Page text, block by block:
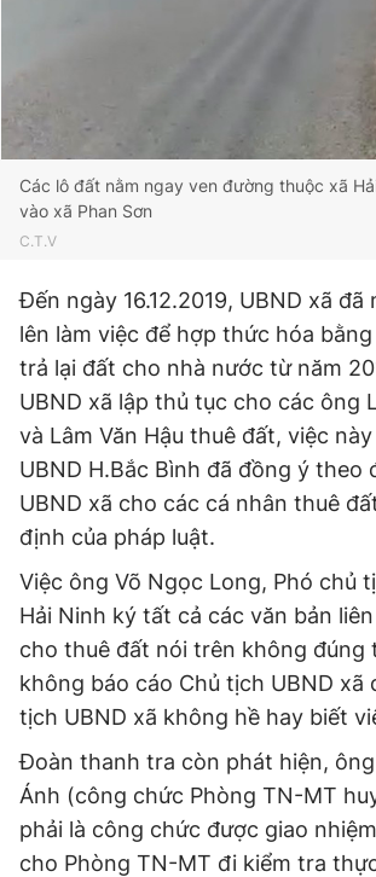
Các lô đất nằm ngay ven đường thuộc xã
vào xã Phan Sơn
C.T.V
Đến ngày 16.12.2019, UBND xã đã
lên làm việc để hợp thức hóa
trả lại đất cho nhà nước từ năm
UBND xã lập thủ tục cho các ông
và Lâm Văn Hậu thuê đất, việc
UBND H.Bắc Bình đã đồng ý theo
UBND xã cho các cá nhân thuê
định của pháp luật.
Việc ông Võ Ngọc Long, Phó chủ
Hải Ninh ký tất cả các văn bản
cho thuê đất nói trên không đúng
không báo cáo Chủ tịch UBND xã
tịch UBND xã không hề hay biết
Đoàn thanh tra còn phát hiện,
Ánh (công chức Phòng TN-MT
phải là công chức được giao
cho Phòng TN-MT đi kiểm tra